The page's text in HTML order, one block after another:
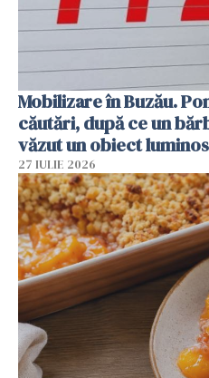
Mobilizare în Buzău.
căutări, după ce un
văzut un obiect luminos
27 IULIE 2026